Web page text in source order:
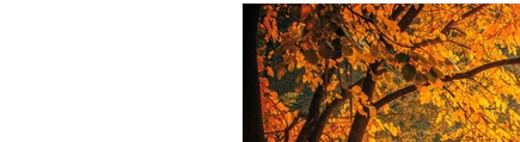
Plantes médicinales
Dans les coulisses du Lotus